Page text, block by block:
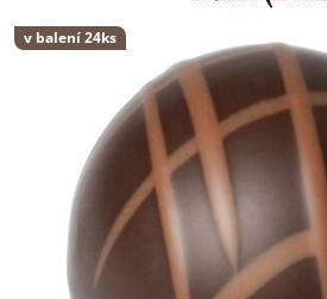
v balení 24ks